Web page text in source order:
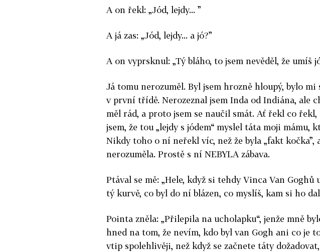
A on řekl: „Jód, lejdy... ”
A já zas: „Jód, lejdy... a jó?”
A on vyprsknul: „Tý bláho, to jsem nevěděl, že umíš
Já tomu nerozuměl. Byl jsem hrozně hloupý, bylo mi
v první třídě. Nerozeznal jsem Inda od Indiána, ale
měl rád, a proto jsem se naučil smát. Ať řekl co řekl,
jsem, že tou „lejdy s jódem“ myslel táta moji mámu,
Nikdy toho o ní neřekl víc, než že byla „fakt kočka”,
nerozuměla. Prostě s ní NEBYLA zábava.
Ptával se mě: „Hele, když si tehdy Vinca Van
tý kurvě, co byl do ní blázen, co myslíš, kam si ho
Pointa zněla: „Přilepila na ucholapku“, jenže mně
hned na tom, že nevím, kdo byl van Gogh ani co je
vtip spolehlivěji, než když se začnete táty